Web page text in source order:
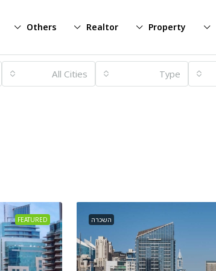
Property
Realtor
Others
Type
All Cities
השכרה FEATURED